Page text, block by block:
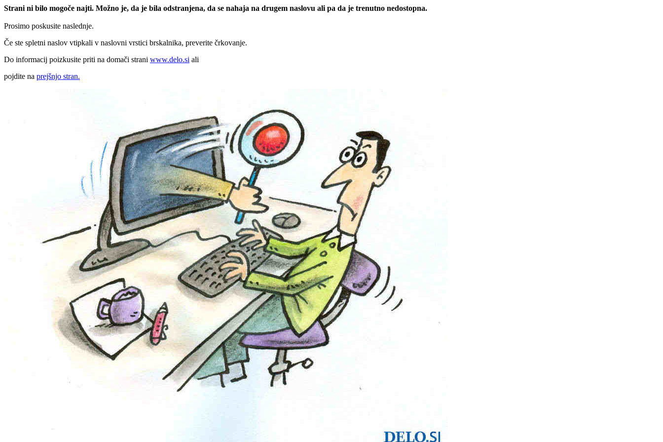
Strani ni bilo mogoče najti. Možno je, da je bila odstranjena, da se nahaja na drugem naslovu ali pa da je trenutno nedostopna.
Prosimo poskusite naslednje.
Če ste spletni naslov vtipkali v naslovni vrstici brskalnika, preverite črkovanje.
Do informacij poizkusite priti na domači strani www.delo.si ali
pojdite na prejšnjo stran.